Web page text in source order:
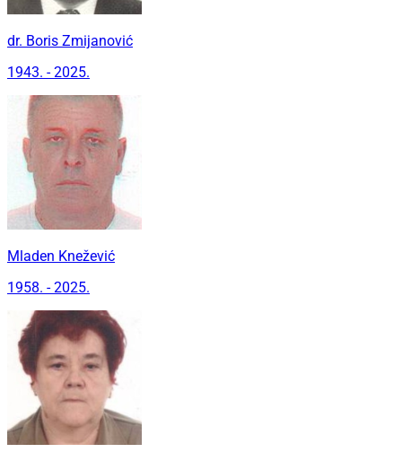
dr. Boris Zmijanović
1943. - 2025.
Mladen Knežević
1958. - 2025.